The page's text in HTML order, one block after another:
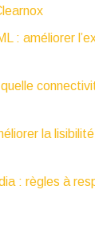
: améliorer
la
: règles à